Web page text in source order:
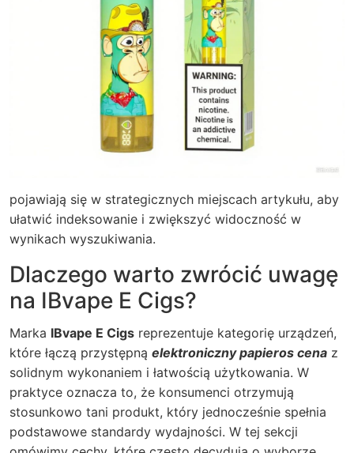
pojawiają się w strategicznych miejscach artykułu, aby
ułatwić indeksowanie i zwiększyć widoczność w
wynikach wyszukiwania.
Dlaczego warto zwrócić uwagę
na IBvape E Cigs?
Marka IBvape E Cigs reprezentuje kategorię urządzeń,
które łączą przystępną elektroniczny papieros cena z
solidnym wykonaniem i łatwością użytkowania. W
praktyce oznacza to, że konsumenci otrzymują
stosunkowo tani produkt, który jednocześnie spełnia
podstawowe standardy wydajności. W tej sekcji